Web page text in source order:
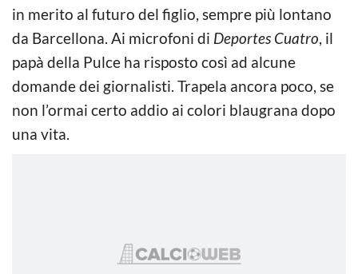
in merito al futuro del figlio, sempre più lontano
da Barcellona. Ai microfoni di Deportes Cuatro, il
papà della Pulce ha risposto così ad alcune
domande dei giornalisti. Trapela ancora poco, se
non l’ormai certo addio ai colori blaugrana dopo
una vita.